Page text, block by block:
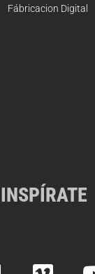
Fábricacion Digital